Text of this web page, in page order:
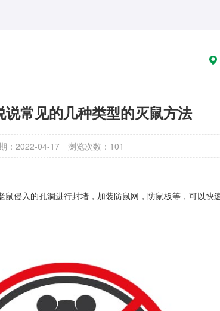
说常见的几种类型的灭鼠方法
：2022-04-17 浏览次数： 101
侵入的孔洞进行封堵，加装防鼠网，防鼠板等，可以快